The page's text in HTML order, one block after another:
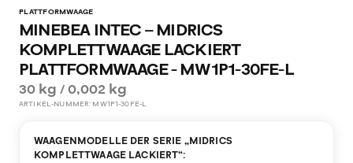
PLATTFORMWAAGE
MINEBEA INTEC – MIDRICS
KOMPLETTWAAGE LACKIERT
PLATTFORMWAAGE - MW1P1-30FE-L
30 kg / 0,002 kg
ARTIKEL-NUMMER: MW1P1-30FE-L
WAAGENMODELLE DER SERIE „MIDRICS
KOMPLETTWAAGE LACKIERT“: